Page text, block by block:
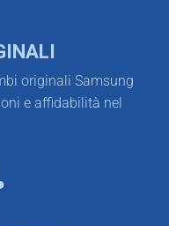
originali Samsung
e affidabilità nel